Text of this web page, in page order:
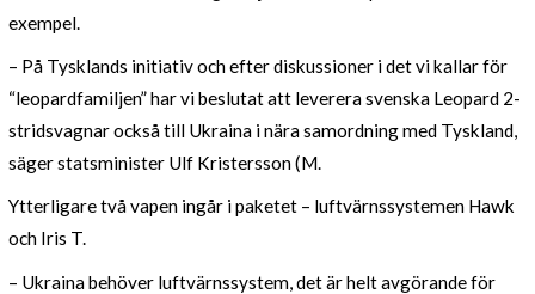
exempel.
– På Tysklands initiativ och efter diskussioner i det vi kallar för
“leopardfamiljen” har vi beslutat att leverera svenska Leopard 2-
stridsvagnar också till Ukraina i nära samordning med Tyskland,
säger statsminister Ulf Kristersson (M.
Ytterligare två vapen ingår i paketet – luftvärnssystemen Hawk
och Iris T.
– Ukraina behöver luftvärnssystem, det är helt avgörande för